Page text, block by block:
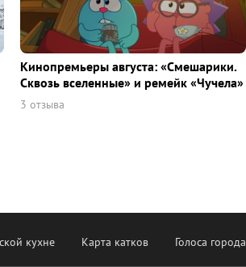
Кинопремьеры августа: «Смешарики.
Сквозь вселенные» и ремейк «Чучела»
3 отзыва
кухне Карта катков Голоса города